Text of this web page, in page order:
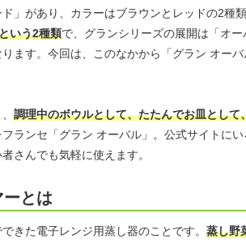
」があり、カラーはブラウンとレッドの2種
いう2種類で、グランシリーズの展開は「オ
ます。今回は、このなかから「グラン オー
調理中のボウルとして、たたんでお皿として
フランセ「グラン オーバル」。公式サイトに
さんでも気軽に使えます。
とは
きた電子レンジ用蒸し器のことです。 蒸し野